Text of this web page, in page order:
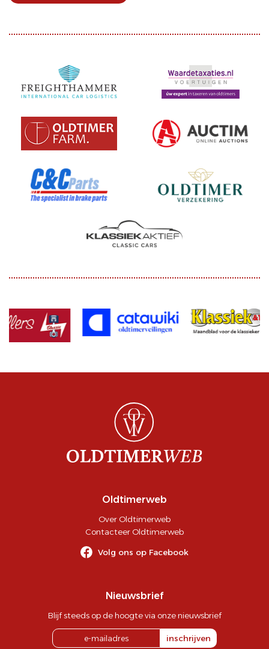
Oldtimerweb
Over Oldtimerweb
Contacteer Oldtimerweb
Volg ons op Facebook
Nieuwsbrief
Blijf steeds op de hoogte via onze nieuwsbrief
inschrijven